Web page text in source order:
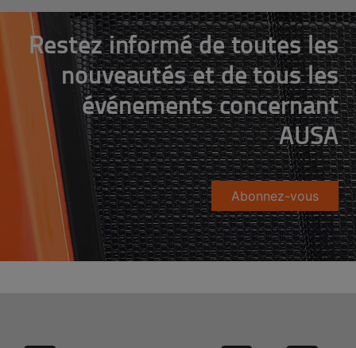
Restez informé de toutes les
nouveautés et de tous les
événements concernant
AUSA
Abonnez-vous